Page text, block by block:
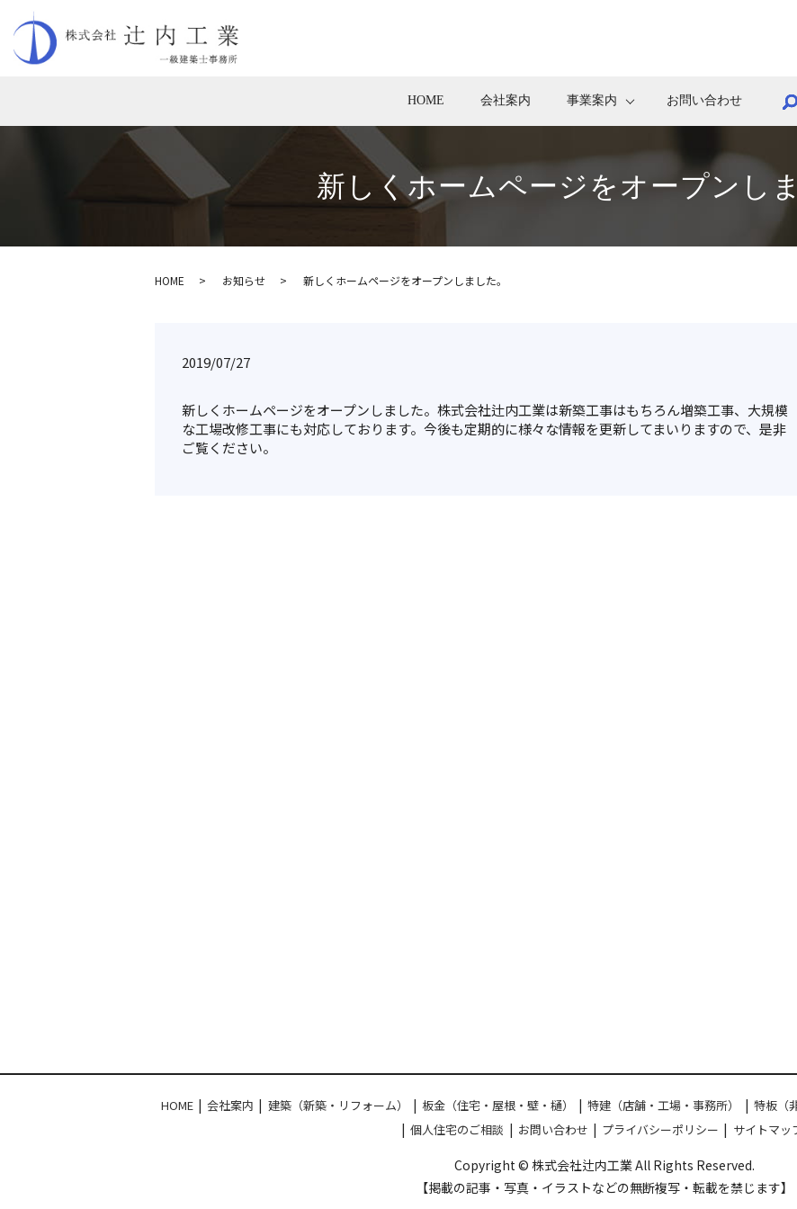
HOME 会社案内 事業案内 お問い合わせ
新しくホームページをオープンしま
HOME お知らせ 新しくホームページをオープンしました。
2019/07/27
新しくホームページをオープンしました。株式会社辻内工業は新築工事はもちろん増築工事、大規模
な工場改修工事にも対応しております。今後も定期的に様々な情報を更新してまいりますので、是非
ご覧ください。
HOME 会社案内 建築（新築・リフォーム） 板金（住宅・屋根・壁・樋） 特建（店舗・工場・事務所） 特板（
個人住宅のご相談
お問い合わせ プライバシーポリシー サイトマッ
Copyright © 株式会社辻内工業 All Rights Reserved.
【掲載の記事・写真・イラストなどの無断複写・転載を禁じます】